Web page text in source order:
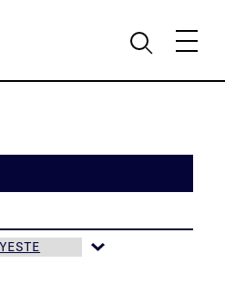
SØKMENY